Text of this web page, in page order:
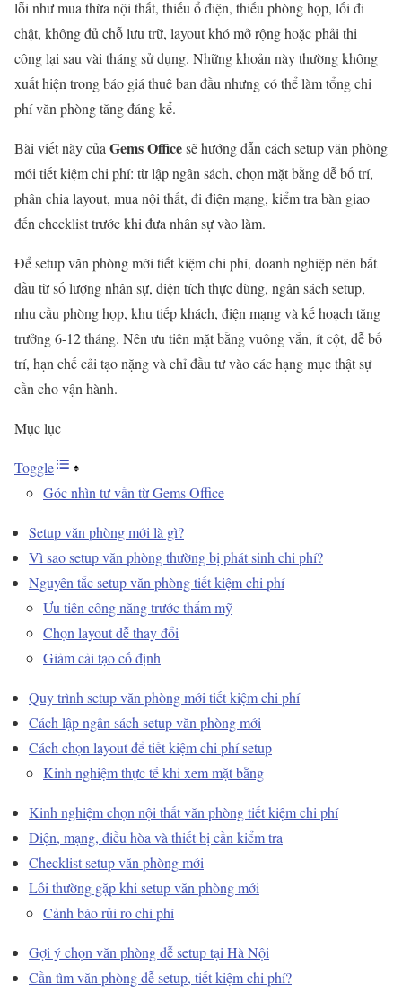
lỗi như mua thừa nội thất, thiếu ổ điện, thiếu phòng họp, lối đi
chật, không đủ chỗ lưu trữ, layout khó mở rộng hoặc phải thi
công lại sau vài tháng sử dụng. Những khoản này thường không
xuất hiện trong báo giá thuê ban đầu nhưng có thể làm tổng chi
phí văn phòng tăng đáng kể.
Bài viết này của Gems Officesẽ hướng dẫn cách setup văn phòng
mới tiết kiệm chi phí: từ lập ngân sách, chọn mặt bằng dễ bố trí,
phân chia layout, mua nội thất, đi điện mạng, kiểm tra bàn giao
đến checklist trước khi đưa nhân sự vào làm.
Để setup văn phòng mới tiết kiệm chi phí, doanh nghiệp nên bắt
đầu từ số lượng nhân sự, diện tích thực dùng, ngân sách setup,
nhu cầu phòng họp, khu tiếp khách, điện mạng và kế hoạch tăng
trưởng 6-12 tháng. Nên ưu tiên mặt bằng vuông vắn, ít cột, dễ bố
trí, hạn chế cải tạo nặng và chỉ đầu tư vào các hạng mục thật sự
cần cho vận hành.
Mục lục
Toggle
Góc nhìn tư vấn từ Gems Office
Setup văn phòng mới là gì?
Vì sao setup văn phòng thường bị phát sinh chi phí?
Nguyên tắc setup văn phòng tiết kiệm chi phí
Ưu tiên công năng trước thẩm mỹ
Chọn layout dễ thay đổi
Giảm cải tạo cố định
Quy trình setup văn phòng mới tiết kiệm chi phí
Cách lập ngân sách setup văn phòng mới
Cách chọn layout để tiết kiệm chi phí setup
Kinh nghiệm thực tế khi xem mặt bằng
Kinh nghiệm chọn nội thất văn phòng tiết kiệm chi phí
Điện, mạng, điều hòa và thiết bị cần kiểm tra
Checklist setup văn phòng mới
Lỗi thường gặp khi setup văn phòng mới
Cảnh báo rủi ro chi phí
Gợi ý chọn văn phòng dễ setup tại Hà Nội
Cần tìm văn phòng dễ setup, tiết kiệm chi phí?